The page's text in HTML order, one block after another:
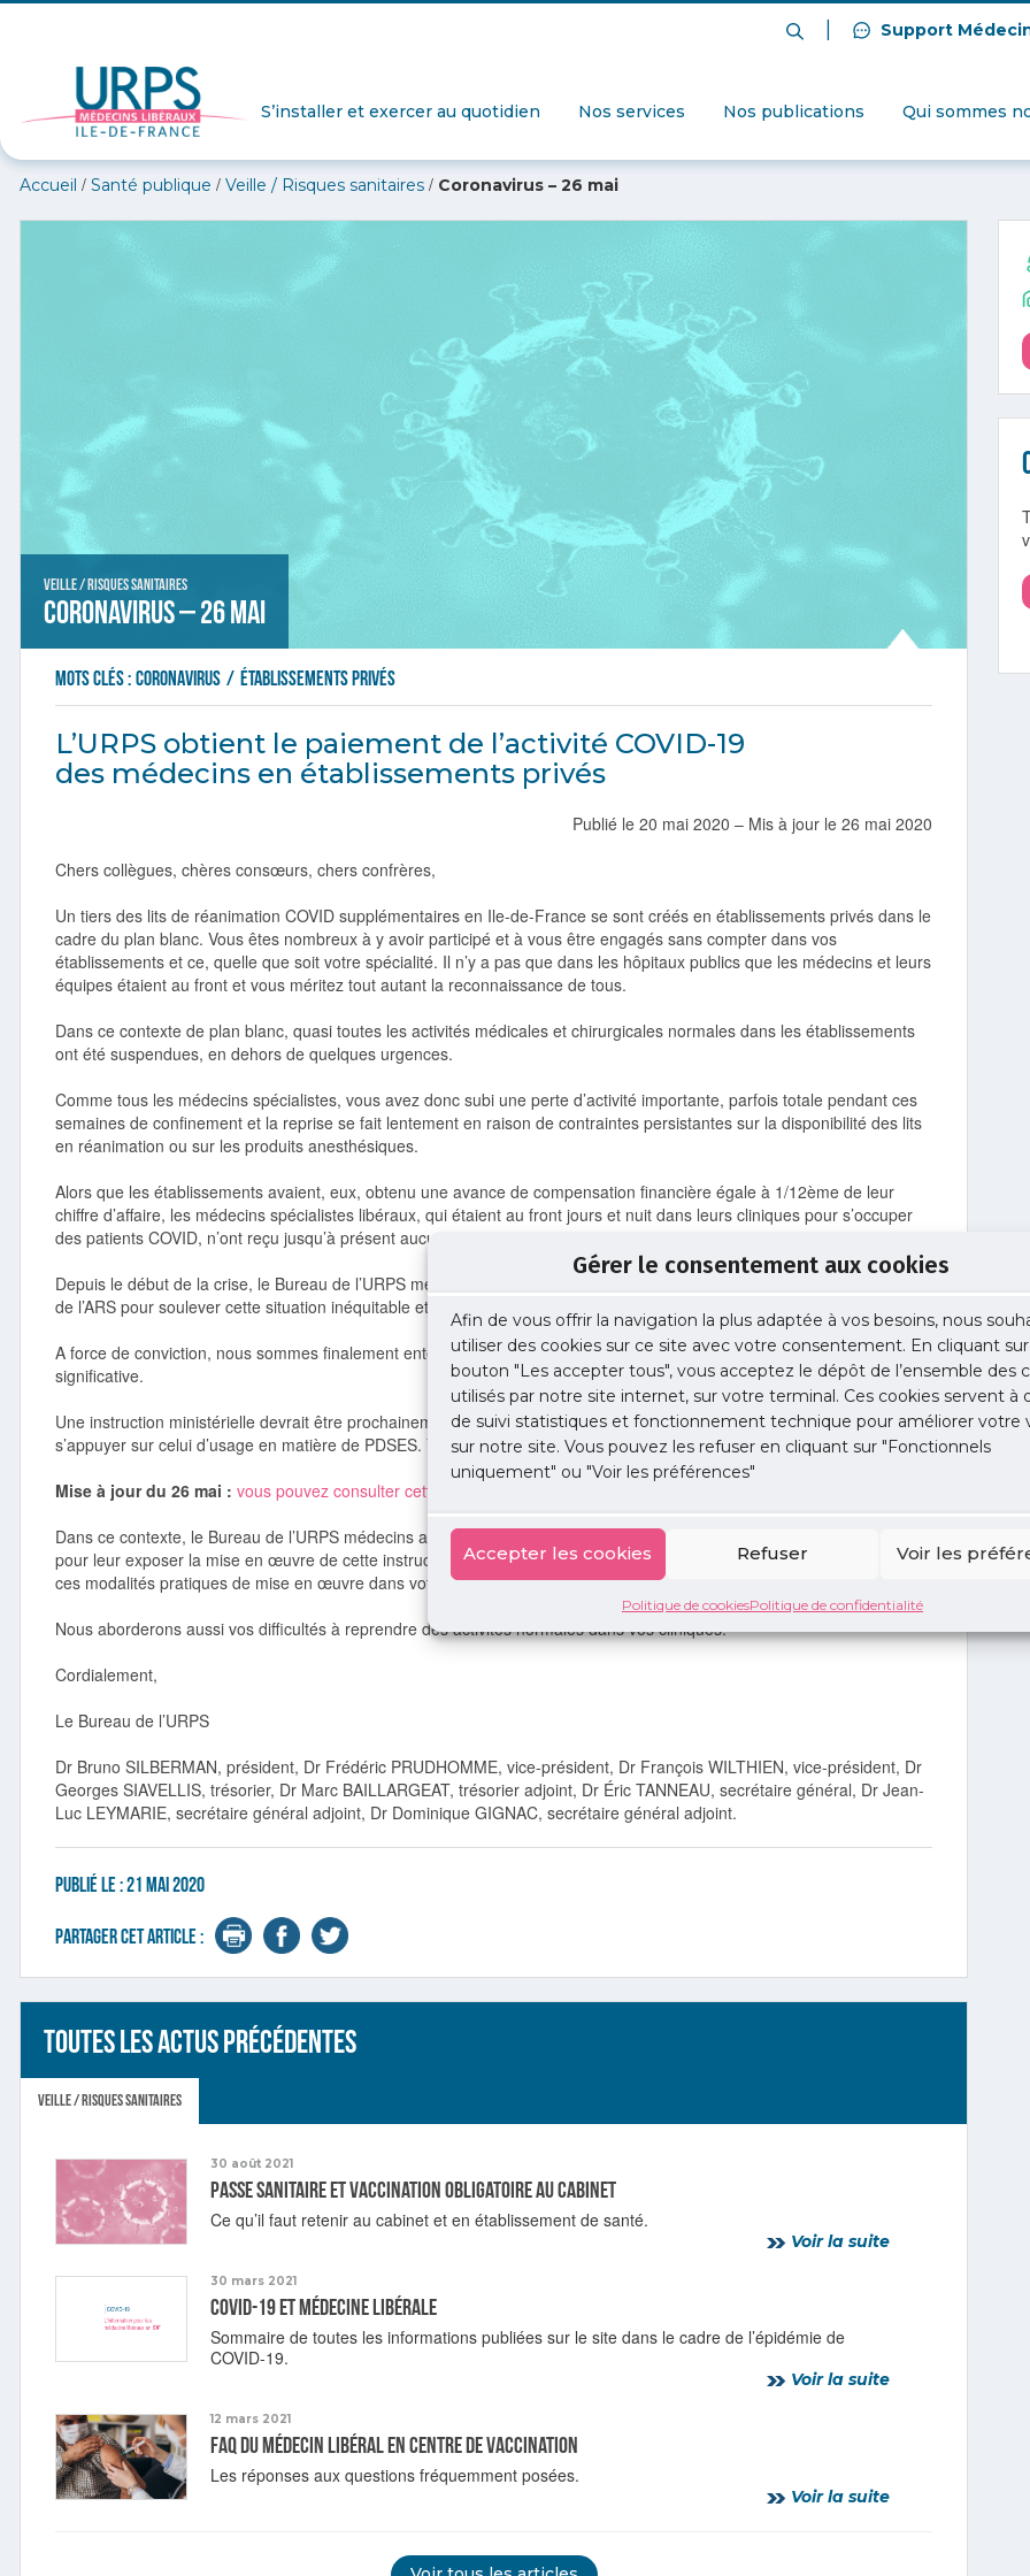
Gérer le consentement aux cookies
Afin de vous offrir la navigation la plus adaptée à vos besoins, nous
utiliser des cookies sur ce site avec votre consentement. En cliquant
bouton "Les accepter tous", vous acceptez le dépôt de l’ensemble des
utilisés par notre site internet, sur votre terminal. Ces cookies servent à
de suivi statistiques et fonctionnement technique pour améliorer votre
sur notre site. Vous pouvez les refuser en cliquant sur "Fonctionnels
uniquement" ou "Voir les préférences"
Accepter les cookies Refuser Voir les
Politique de cookiesPolitique de confidentialité
Support
S’installer et exercer au quotidien Nos services Nos publications Qui sommes
Accueil / Santé publique / Veille / Risques sanitaires / Coronavirus – 26 mai
Veille / Risques sanitaires
Coronavirus – 26 mai
Mots clés :coronavirus / établissements privés
L’URPS obtient le paiement de l’activité COVID-19
des médecins en établissements privés
Publié le 20 mai 2020 – Mis à jour le 26 mai 2020
Chers collègues, chères consœurs, chers confrères,
Un tiers des lits de réanimation COVID supplémentaires en Ile-de-France se sont créés en établissements privés dans le
cadre du plan blanc. Vous êtes nombreux à y avoir participé et à vous être engagés sans compter dans vos
établissements et ce, quelle que soit votre spécialité. Il n’y a pas que dans les hôpitaux publics que les médecins et leurs
équipes étaient au front et vous méritez tout autant la reconnaissance de tous.
Dans ce contexte de plan blanc, quasi toutes les activités médicales et chirurgicales normales dans les établissements
ont été suspendues, en dehors de quelques urgences.
Comme tous les médecins spécialistes, vous avez donc subi une perte d’activité importante, parfois totale pendant ces
semaines de confinement et la reprise se fait lentement en raison de contraintes persistantes sur la disponibilité des lits
en réanimation ou sur les produits anesthésiques.
Alors que les établissements avaient, eux, obtenu une avance de compensation financière égale à 1/12ème de leur
chiffre d’affaire, les médecins spécialistes libéraux, qui étaient au front jours et nuit dans leurs cliniques pour s’occuper
des patients COVID, n’ont reçu jusqu’à présent aucune rémunération pour cette activité.
Depuis le début de la crise, le Bureau de l’URPS médecins libéraux Ile-de-France s’est immédiatement mobilisé auprès
de l’ARS pour soulever cette situation inéquitable et envisager les problématiques de facturation de ces activités.
A force de conviction, nous sommes finalement entendus et votre engagement va être justement valorisé de manière
significative.
Une instruction ministérielle devrait être prochainement publiée pour expliquer le circuit de rémunération qui doit
s’appuyer sur celui d’usage en matière de PDSES. Vous en serez informé.
Mise à jour du 26 mai : vous pouvez consulter cette instruction ministérielle ici.
Dans ce contexte, le Bureau de l’URPS médecins a proposé à vos présidents de CME de se réunir la semaine prochaine
pour leur exposer la mise en œuvre de cette instruction. N’hésitez pas à vous rapprocher de ces derniers pour connaitre
ces modalités pratiques de mise en œuvre dans votre établissement.
Nous aborderons aussi vos difficultés à reprendre des activités normales dans vos cliniques.
Cordialement,
Le Bureau de l’URPS
Dr Bruno SILBERMAN, président, Dr Frédéric PRUDHOMME, vice-président, Dr François WILTHIEN, vice-président, Dr
Georges SIAVELLIS, trésorier, Dr Marc BAILLARGEAT, trésorier adjoint, Dr Éric TANNEAU, secrétaire général, Dr Jean-
Luc LEYMARIE, secrétaire général adjoint, Dr Dominique GIGNAC, secrétaire général adjoint.
Publié le :21 mai 2020
Partager cet article :
Toutes les actus précédentes
Veille / Risques sanitaires
30 août 2021
Passe sanitaire et vaccination obligatoire au cabinet
Ce qu’il faut retenir au cabinet et en établissement de santé.
Voir la suite
30 mars 2021
COVID-19 et médecine libérale
Sommaire de toutes les informations publiées sur le site dans le cadre de l’épidémie de
COVID-19.
Voir la suite
12 mars 2021
FAQ du médecin libéral en centre de vaccination
Les réponses aux questions fréquemment posées.
Voir la suite